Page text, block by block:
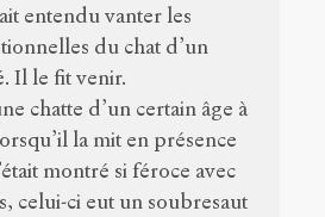
entendu vanter les
du chat d’un
Il le fit venir.
chatte d’un certain âge à
la mit en présence
montré si féroce avec
celui-ci eut un soubresaut